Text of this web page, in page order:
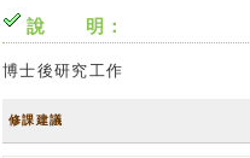
說 明：
博士後研究工作
修課建議